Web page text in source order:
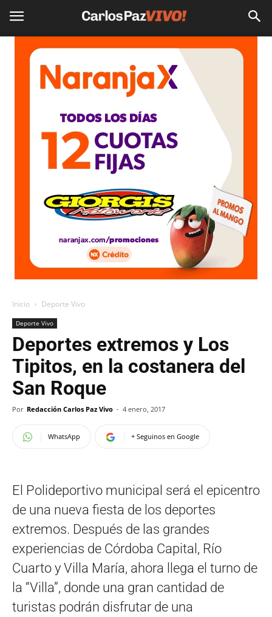
Inicio Deporte Vivo
Deporte Vivo
Deportes extremos y Los
Tipitos, en la costanera del
San Roque
Por Redacción Carlos Paz Vivo - 4 enero, 2017
WhatsApp + Seguinos en Google
El Polideportivo municipal será el epicentro
de una nueva fiesta de los deportes
extremos. Después de las grandes
experiencias de Córdoba Capital, Río
Cuarto y Villa María, ahora llega el turno de
la “Villa”, donde una gran cantidad de
turistas podrán disfrutar de una